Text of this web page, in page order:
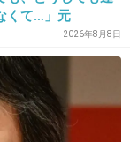
-1
くて…」元
（38）が明
ぶりに芸能界復
の理由
2026年8月8日